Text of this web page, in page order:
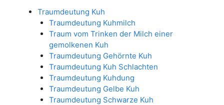
Traumdeutung Kuh
Traumdeutung Kuhmilch
Traum vom Trinken der Milch einer
gemolkenen Kuh
Traumdeutung Gehörnte Kuh
Traumdeutung Kuh Schlachten
Traumdeutung Kuhdung
Traumdeutung Gelbe Kuh
Traumdeutung Schwarze Kuh